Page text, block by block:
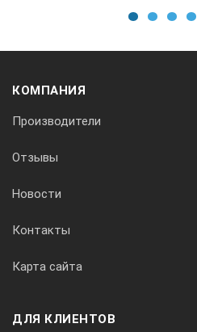
КОМПАНИЯ
Производители
Отзывы
Новости
Контакты
Карта сайта
ДЛЯ КЛИЕНТОВ